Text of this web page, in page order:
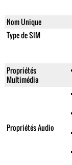
Nom Unique
Type de SIM
Propriétés
Multimédia
Propriétés Audio